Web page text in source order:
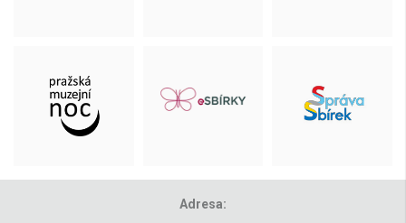
Adresa: